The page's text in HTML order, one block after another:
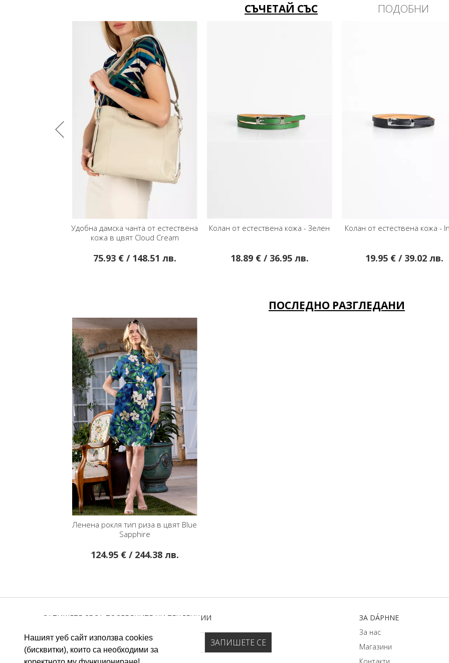
Нашият уеб сайт използва cookies
(бисквитки), които са необходими за
СЪЧЕТАЙ СЪС ПОДОБНИ
Колан от естествена кожа - Зелен
18.89 € / 36.95 лв.
Колан от естествена кожа - Indigo
19.95 € / 39.02 лв.
Колан от естествена кожа в
18.89 € / 36.95 лв.
ПОСЛЕДНО РАЗГЛЕДАНИ
Ленена рокля тип риза в цвят Blue
Sapphire
124.95 € / 244.38 лв.
ЗАПИШЕТЕ СЕ ЗА ПОСЛЕДНИТЕ НИ ТЕНДЕНЦИИ
ЗA DÁPHNЕ
За нас
Магазини